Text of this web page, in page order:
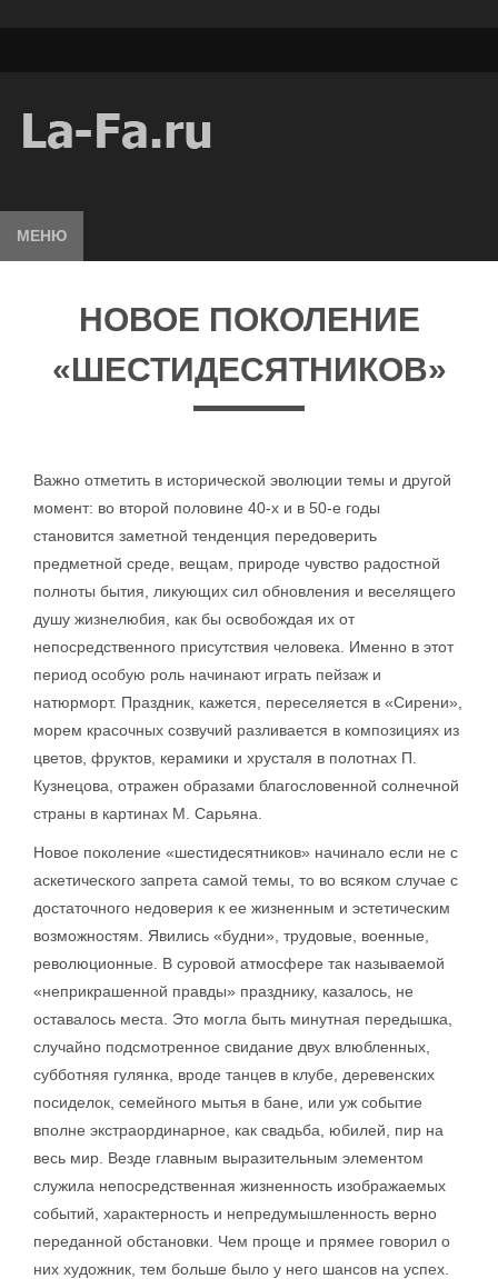
МЕНЮ
НОВОЕ ПОКОЛЕНИЕ
«ШЕСТИДЕСЯТНИКОВ»
Важно отметить в исторической эволюции темы и другой
момент: во второй половине 40-х и в 50-е годы
становится заметной тенденция передоверить
предметной среде, вещам, природе чувство радостной
полноты бытия, ликующих сил обновления и веселящего
душу жизнелюбия, как бы освобождая их от
непосредственного присутствия человека. Именно в этот
период особую роль начинают играть пейзаж и
натюрморт. Праздник, кажется, переселяется в «Сирени»,
морем красочных созвучий разливается в композициях из
цветов, фруктов, керамики и хрусталя в полотнах П.
Кузнецова, отражен образами благословенной солнечной
страны в картинах М. Сарьяна.
Новое поколение «шестидесятников» начинало если не с
аскетического запрета самой темы, то во всяком случае с
достаточного недоверия к ее жизненным и эстетическим
возможностям. Явились «будни», трудовые, военные,
революционные. В суровой атмосфере так называемой
«неприкрашенной правды» празднику, казалось, не
оставалось места. Это могла быть минутная передышка,
случайно подсмотренное свидание двух влюбленных,
субботняя гулянка, вроде танцев в клубе, деревенских
посиделок, семейного мытья в бане, или уж событие
вполне экстраординарное, как свадьба, юбилей, пир на
весь мир. Везде главным выразительным элементом
служила непосредственная жизненность изображаемых
событий, характерность и непредумышленность верно
переданной обстановки. Чем проще и прямее говорил о
них художник, тем больше было у него шансов на успех.